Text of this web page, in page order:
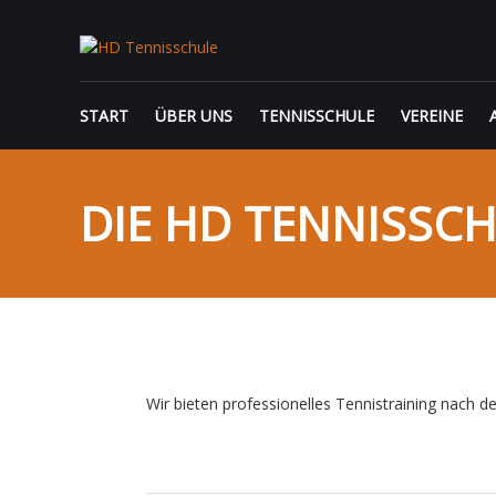
TENNISSCHULE
START ÜBER UNS TENNISSCHULE VEREINE
DIE HD
Wir bieten professionelles Tennistraining nach